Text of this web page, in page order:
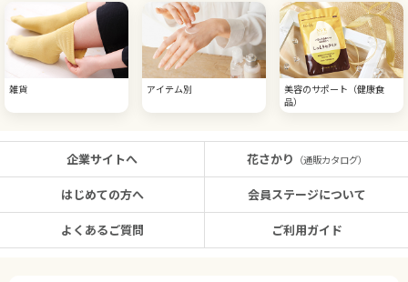
雑貨 アイテム別
美容のサポート（健康食
品）
企業サイトへ
はじめての方へ
よくあるご質問
花さかり （通販カタログ）
会員ステージについて
ご利用ガイド